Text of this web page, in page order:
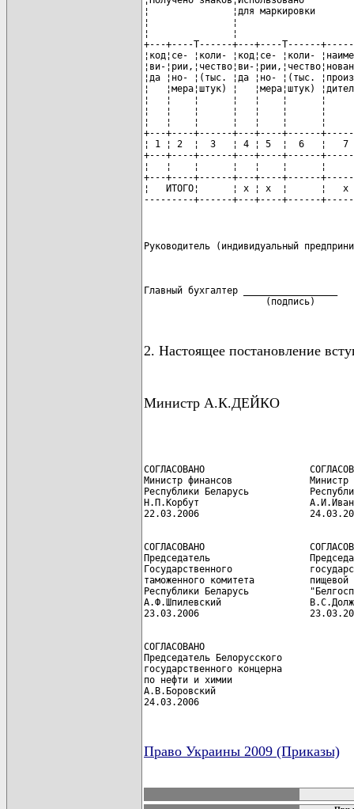
¦               ¦для маркировки
¦               ¦                        ¦
¦               ¦                        ¦
+---+----T------+---+----T------
¦код¦се- ¦коли- ¦код¦се- ¦коли-
¦ви-¦рии,¦чество¦ви-
¦да ¦но- ¦(тыс. ¦да ¦но- ¦(тыс.
¦   ¦мера¦штук) ¦   ¦мера¦штук)
¦   ¦    ¦      ¦   ¦    ¦      ¦
¦   ¦    ¦      ¦   ¦    ¦      ¦
¦   ¦    ¦      ¦   ¦    ¦      ¦
+---+----+------+---+----+------
¦ 1 ¦ 2  ¦  3   ¦ 4 ¦ 5  ¦  6   ¦   7
+---+----+------+---+----+------
¦   ¦    ¦      ¦   ¦    ¦      ¦
+---+----+------+---+----+------
¦   ИТОГО¦      ¦ x ¦ x  ¦      ¦
---------+------+---+----+------
Руководитель (индивидуальный
Главный бухгалтер
(подпись)
2. Настоящее постановление
Министр А.К.ДЕЙКО
СОГЛАСОВАНО
Министр финансов              Министр
Республики Беларусь
Н.П.Корбут
СОГЛАСОВАНО
Председатель
Государственного
таможенного комитета          пищевой
Республики Беларусь
А.Ф.Шпилевский
СОГЛАСОВАНО
Председатель Белорусского
государственного концерна
по нефти и химии
А.В.Боровский
24.03.2006
Право Украины 2009 (Приказы)